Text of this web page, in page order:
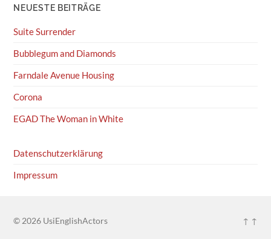
NEUESTE BEITRÄGE
Suite Surrender
Bubblegum and Diamonds
Farndale Avenue Housing
Corona
EGAD The Woman in White
Datenschutzerklärung
Impressum
© 2026 UsiEnglishActors ↑ ↑